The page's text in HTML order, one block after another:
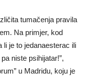
tumačenja pravila
Na primjer, kod
li je to jedanaesterac ili
niste psihijatar!”,
u Madridu, koju je